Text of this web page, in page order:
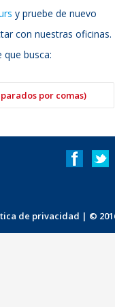
y pruebe de nuevo
con nuestras oficinas.
busca:
de privacidad | ©